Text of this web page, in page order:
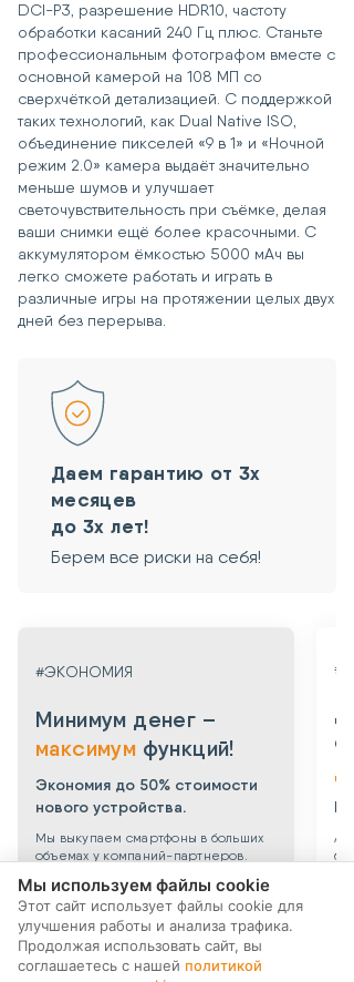
DCI-P3, разрешение HDR10, частоту
обработки касаний 240 Гц плюс. Станьте
профессиональным фотографом вместе с
основной камерой на 108 МП со
сверхчёткой детализацией. С поддержкой
таких технологий, как Dual Native ISO,
объединение пикселей «9 в 1» и «Ночной
режим 2.0» камера выдаёт значительно
меньше шумов и улучшает
светочувствительность при съёмке, делая
ваши снимки ещё более красочными. С
аккумулятором ёмкостью 5000 мАч вы
легко сможете работать и играть в
различные игры на протяжении целых двух
дней без перерыва.
Даем гарантию от 3х
месяцев
до 3х лет!
Берем все риски на себя!
#ЭКОНОМИЯ
Минимум денег –
максимум функций!
Экономия до 50% стоимости
нового устройства.
Мы выкупаем смартфоны в больших
объемах у компаний-партнеров.
trade-in по всей России. После
тщательной проверки устройства
поступают в продажу. Цена по
сравнению с новыми смартфонами
снижена до 40%.
Мы используем файлы cookie
Этот сайт использует файлы cookie для
улучшения работы и анализа трафика.
Продолжая использовать сайт, вы
соглашаетесь с нашей политикой